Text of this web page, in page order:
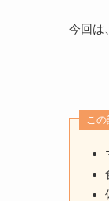
今回は、
こ